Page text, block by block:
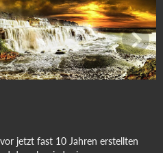
jetzt fast 10 Jahren erstellten